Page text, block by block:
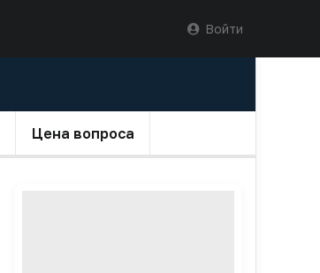
Войти
Цена вопроса